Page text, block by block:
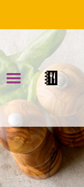
ACCUEIL
LA CARTE